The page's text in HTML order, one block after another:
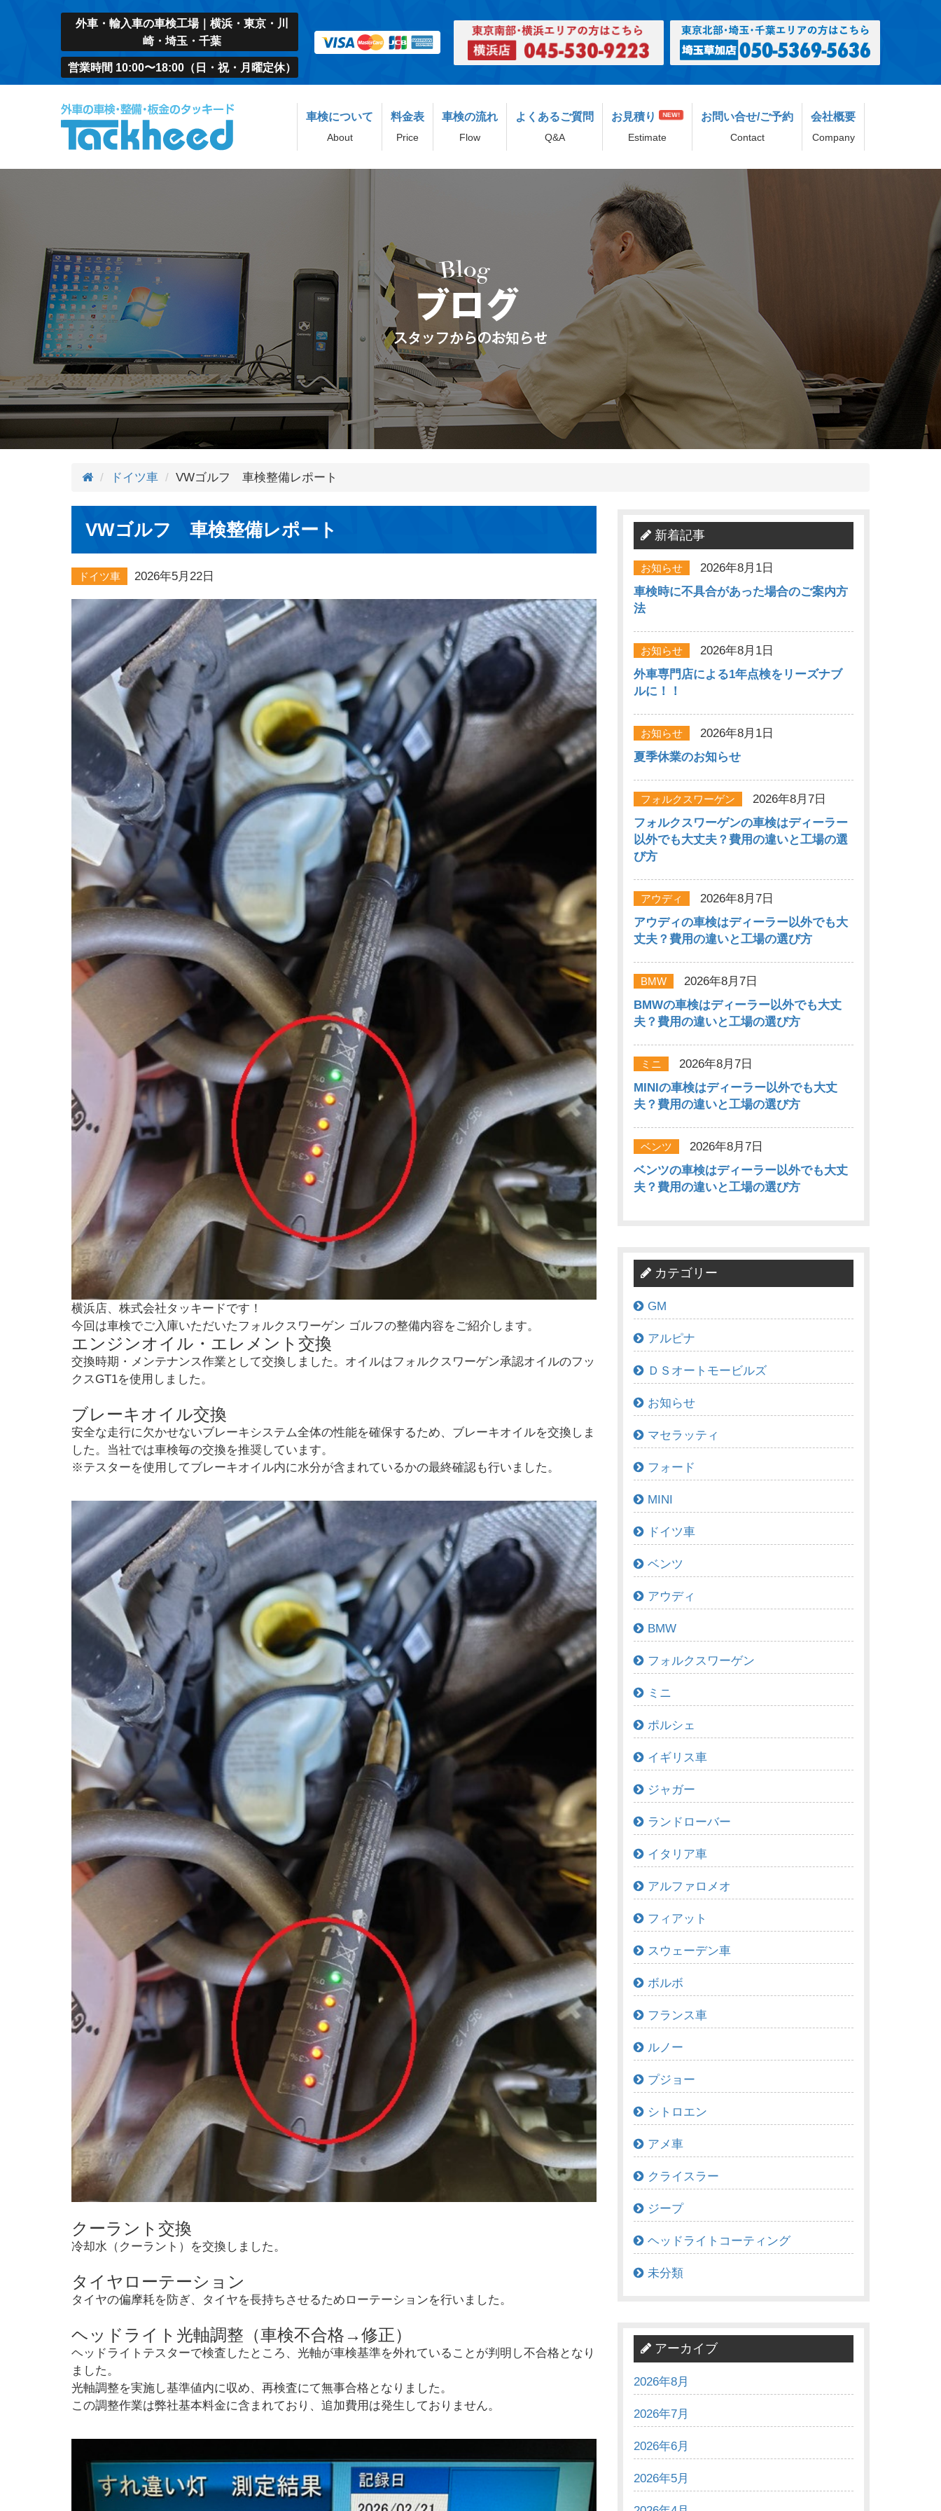
外車・輸入車の車検工場｜横浜・東京・川
崎・埼玉・千葉
営業時間 10:00〜18:00（日・祝・月曜定休）
車検について
About
料金表
Price
車検の流れ
Flow
よくあるご質問
Q&A
お見積り NEW!
Estimate
お問い合せ/ご予約
Contact
会社概要
Company
ドイツ車 VWゴルフ 車検整備レポート
VWゴルフ 車検整備レポート
ドイツ車 2026年5月22日
横浜店、株式会社タッキードです！
今回は車検でご入庫いただいたフォルクスワーゲン ゴルフの整備内容をご紹介します。
エンジンオイル・エレメント交換
交換時期・メンテナンス作業として交換しました。オイルはフォルクスワーゲン承認オイルのフッ
クスGT1を使用しました。
ブレーキオイル交換
安全な走行に欠かせないブレーキシステム全体の性能を確保するため、ブレーキオイルを交換しま
した。当社では車検毎の交換を推奨しています。
※テスターを使用してブレーキオイル内に水分が含まれているかの最終確認も行いました。
クーラント交換
冷却水（クーラント）を交換しました。
タイヤローテーション
タイヤの偏摩耗を防ぎ、タイヤを長持ちさせるためローテーションを行いました。
ヘッドライト光軸調整（車検不合格→修正）
ヘッドライトテスターで検査したところ、光軸が車検基準を外れていることが判明し不合格となり
ました。
光軸調整を実施し基準値内に収め、再検査にて無事合格となりました。
この調整作業は弊社基本料金に含まれており、追加費用は発生しておりません。
新着記事
お知らせ
2026年8月1日
車検時に不具合があった場合のご案内方
法
お知らせ
2026年8月1日
外車専門店による1年点検をリーズナブ
ルに！！
お知らせ
2026年8月1日
夏季休業のお知らせ
フォルクスワーゲン
2026年8月7日
フォルクスワーゲンの車検はディーラー
以外でも大丈夫？費用の違いと工場の選
び方
アウディ
2026年8月7日
アウディの車検はディーラー以外でも大
丈夫？費用の違いと工場の選び方
BMW
2026年8月7日
BMWの車検はディーラー以外でも大丈
夫？費用の違いと工場の選び方
ミニ
2026年8月7日
MINIの車検はディーラー以外でも大丈
夫？費用の違いと工場の選び方
ベンツ
2026年8月7日
ベンツの車検はディーラー以外でも大丈
夫？費用の違いと工場の選び方
カテゴリー
GM
アルピナ
ＤＳオートモービルズ
お知らせ
マセラッティ
フォード
MINI
ドイツ車
ベンツ
アウディ
BMW
フォルクスワーゲン
ミニ
ポルシェ
イギリス車
ジャガー
ランドローバー
イタリア車
アルファロメオ
フィアット
スウェーデン車
ボルボ
フランス車
ルノー
プジョー
シトロエン
アメ車
クライスラー
ジープ
ヘッドライトコーティング
未分類
アーカイブ
2026年8月
2026年7月
2026年6月
2026年5月